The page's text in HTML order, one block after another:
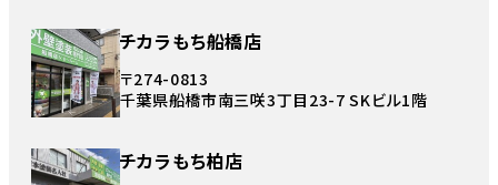
チカラもち船橋店
〒274-0813
千葉県船橋市南三咲3丁目23-7 SKビル1階
チカラもち柏店